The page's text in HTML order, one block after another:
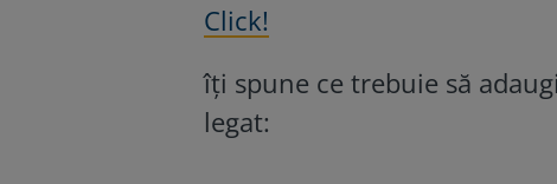
Click!
îţi spune ce trebuie să
legat: